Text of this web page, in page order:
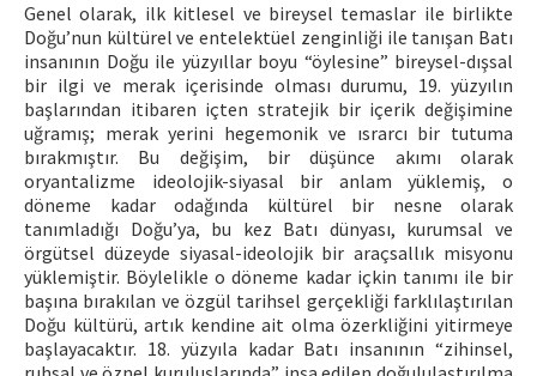
Genel olarak, ilk kitlesel ve bireysel temaslar ile birlikte
Doğu’nun kültürel ve entelektüel zenginliği ile tanışan Batı
insanının Doğu ile yüzyıllar boyu “öylesine” bireysel-dışsal
bir ilgi ve merak içerisinde olması durumu, 19. yüzyılın
başlarından itibaren içten stratejik bir içerik değişimine
uğramış; merak yerini hegemonik ve ısrarcı bir tutuma
bırakmıştır. Bu değişim, bir düşünce akımı olarak
oryantalizme ideolojik-siyasal bir anlam yüklemiş, o
döneme kadar odağında kültürel bir nesne olarak
tanımladığı Doğu’ya, bu kez Batı dünyası, kurumsal ve
örgütsel düzeyde siyasal-ideolojik bir araçsallık misyonu
yüklemiştir. Böylelikle o döneme kadar içkin tanımı ile bir
başına bırakılan ve özgül tarihsel gerçekliği farklılaştırılan
Doğu kültürü, artık kendine ait olma özerkliğini yitirmeye
başlayacaktır. 18. yüzyıla kadar Batı insanının “zihinsel,